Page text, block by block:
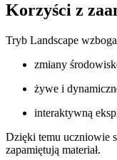
Korzyści z
Tryb Landscape
zmiany
żywe i
interaktywną
Dzięki temu uczniowie
zapamiętują materiał.